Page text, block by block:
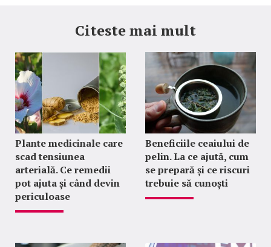
Citeste mai mult
Plante medicinale care
scad tensiunea
arterială. Ce remedii
pot ajuta și când devin
periculoase
Beneficiile ceaiului de
pelin. La ce ajută, cum
se prepară și ce riscuri
trebuie să cunoști